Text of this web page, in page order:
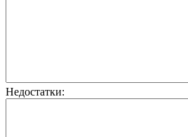
Недостатки: